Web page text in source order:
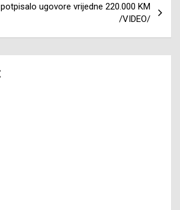
ugovore vrijedne 220.000 KM
/VIDEO/